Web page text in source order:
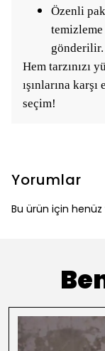
Özenli
gönderilir.
Hem tarzınızı
ışınlarına
seçim!
Yorumlar
Bu ürün için henüz